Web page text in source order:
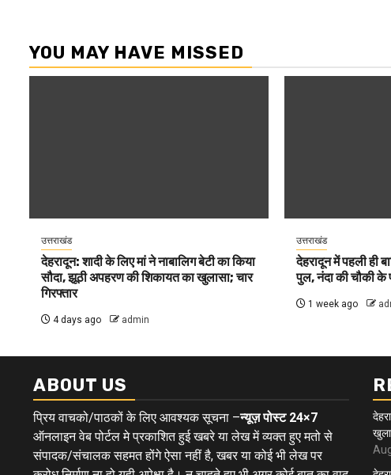
YOU MAY HAVE MISSED
उत्तराखंड
देहरादून: शादी के लिए मां ने नाबालिग बेटी का किया
सौदा, झूठी अपहरण की शिकायत का खुलासा; चार
गिरफ्तार
4 days ago admin
उत्तराखंड
देहरादून में पहली ही
पुल, नंदा की चौकी के
1 week ago
ABOUT US
प्रिय वाचको/पाठकों के लिए आवश्यक सूचना –न्यूज़ पोस्ट 24×7
ऑनलाइन वेब पोर्टल मे प्रकाशित हुई खबरे या लेख में व्यक्त हुए मतो से
संपादक/संचालक सहमत होंगे ऐसा नहीं है, खबर या कोई भी लेख पर